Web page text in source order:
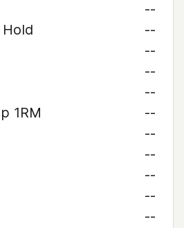
--
--
--
--
--
1RM
--
--
--
--
--
--